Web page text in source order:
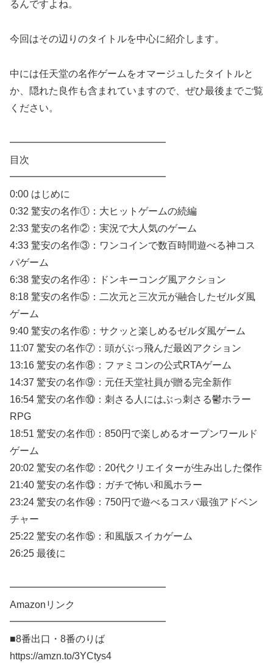
るんですよね。
今回はその辺りのタイトルを中心に紹介します。
中には任天堂の名作ゲームをオマージュしたタイトルと
か、隠れた良作も含まれていますので、ぜひ最後までご覧
ください。
━━━━━━━━━━━━━━━━
目次
━━━━━━━━━━━━━━━━
0:00 はじめに
0:32 驚安の名作①：大ヒットゲームの続編
2:33 驚安の名作②：実況で大人気のゲーム
4:33 驚安の名作③：ワンコインで数百時間遊べる神コス
パゲーム
6:38 驚安の名作④：ドンキーコング風アクション
8:18 驚安の名作⑤：二次元と三次元が融合したゼルダ風
ゲーム
9:40 驚安の名作⑥：サクッと楽しめるゼルダ風ゲーム
11:07 驚安の名作⑦：頭がぶっ飛んだ最凶アクション
13:16 驚安の名作⑧：ファミコンの公式RTAゲーム
14:37 驚安の名作⑨：元任天堂社員が贈る完全新作
16:54 驚安の名作⑩：刺さる人にはぶっ刺さる鬱ホラー
RPG
18:51 驚安の名作⑪：850円で楽しめるオープンワールド
ゲーム
20:02 驚安の名作⑫：20代クリエイターが生み出した傑作
21:40 驚安の名作⑬：ガチで怖い和風ホラー
23:24 驚安の名作⑭：750円で遊べるコスパ最強アドベン
チャー
25:22 驚安の名作⑮：和風版スイカゲーム
26:25 最後に
━━━━━━━━━━━━━━━━
Amazonリンク
━━━━━━━━━━━━━━━━
■8番出口・8番のりば
https://amzn.to/3YCtys4